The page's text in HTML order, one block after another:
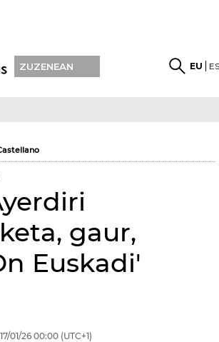
ZUZENEAN EU
gaur,
Euskadi'
01/26 00:00 (UTC+1)